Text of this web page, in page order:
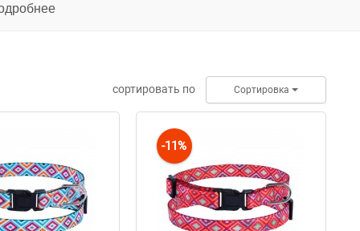
сортировать по Сортировка
-11%